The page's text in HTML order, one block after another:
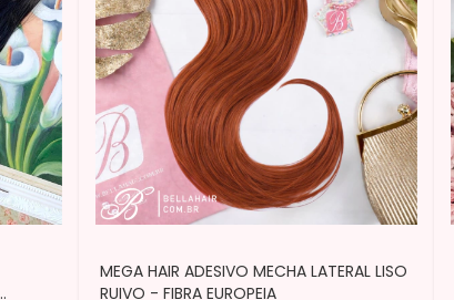
MEGA HAIR ADESIVO MECHA LATERAL LISO
RUIVO - FIBRA EUROPEIA